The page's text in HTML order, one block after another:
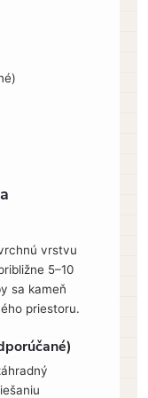
vrstvu
5–10
sa kameň
priestoru.